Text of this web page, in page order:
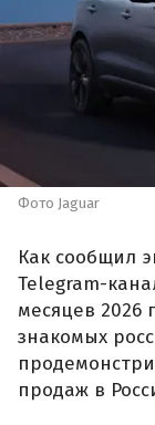
Фото Jaguar
Как сообщил
Telegram-
месяцев 2026
знакомых
продаж в